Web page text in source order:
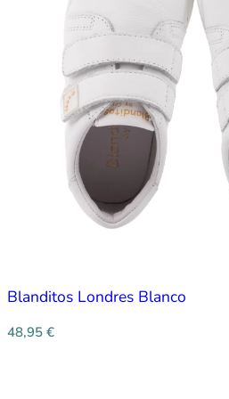
Blanditos Londres Blanco
48,95 €